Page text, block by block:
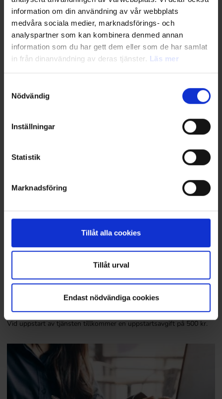
information om din användning av vår webbplats
medvåra sociala medier, marknadsförings- och
analyspartner som kan kombinera denmed annan
information som du har gett dem eller som de har samlat
in från dinanvändning av deras tjänster. Läs mer
Nödvändig
Inställningar
Statistik
Marknadsföring
Tillåt alla cookies
Tillåt urval
Endast nödvändiga cookies
10 900 SEK/år (exkl. moms)
Vid uppstart av tjänsten tillkommer en uppstartsavgift på 500 kr.
Bevakning på fyra av:
Arbetsmiljö
Säkerhet
Vid uppstart av tjänsten tillkommer en uppstartsavgift på 500 kr.